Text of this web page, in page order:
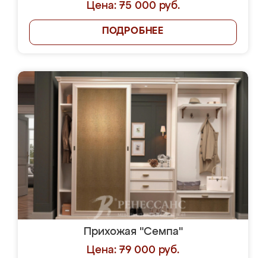
Цена: 75 000 руб.
ПОДРОБНЕЕ
Прихожая "Семпа"
Цена: 79 000 руб.